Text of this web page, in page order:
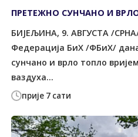
прије 7 сати
ПРЕТЕЖНО СУНЧАНО И
БИЈЕЉИНА, 9. АВГУСТА /
Федерација БиХ /ФБиХ/
сунчано и врло топло
ваздуха...